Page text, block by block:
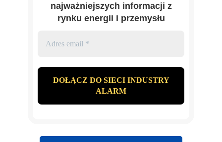
najważniejszych informacji z
rynku energii i przemysłu